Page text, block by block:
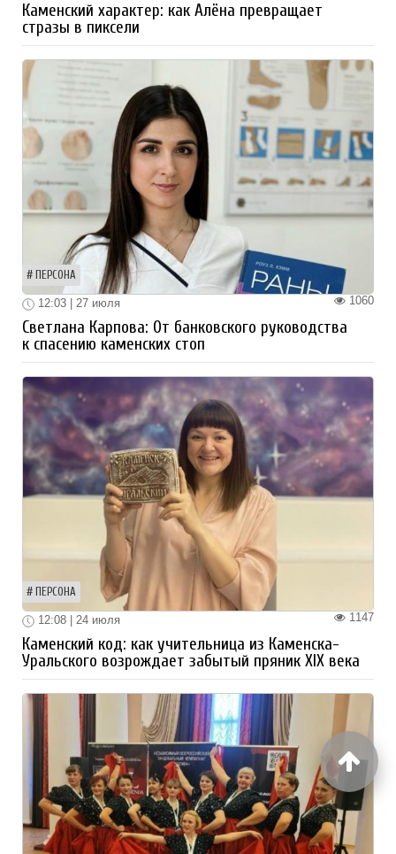
Каменский характер: как Алёна превращает
стразы в пиксели
ПЕРСОНА
1060
12:03 | 27 июля
Светлана Карпова: От банковского руководства
к спасению каменских стоп
ПЕРСОНА
1147
12:08 | 24 июля
Каменский код: как учительница из Каменска-
Уральского возрождает забытый пряник XIX века